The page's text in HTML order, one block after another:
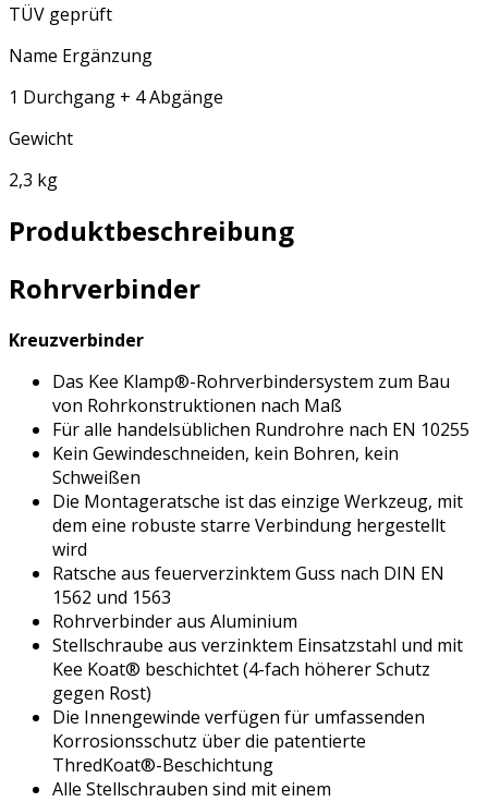
TÜV geprüft
Name Ergänzung
1 Durchgang + 4 Abgänge
Gewicht
2,3 kg
Produktbeschreibung
Rohrverbinder
Kreuzverbinder
Das Kee Klamp®-Rohrverbindersystem zum Bau
von Rohrkonstruktionen nach Maß
Für alle handelsüblichen Rundrohre nach EN 10255
Kein Gewindeschneiden, kein Bohren, kein
Schweißen
Die Montageratsche ist das einzige Werkzeug, mit
dem eine robuste starre Verbindung hergestellt
wird
Ratsche aus feuerverzinktem Guss nach DIN EN
1562 und 1563
Rohrverbinder aus Aluminium
Stellschraube aus verzinktem Einsatzstahl und mit
Kee Koat® beschichtet (4-fach höherer Schutz
gegen Rost)
Die Innengewinde verfügen für umfassenden
Korrosionsschutz über die patentierte
ThredKoat®-Beschichtung
Alle Stellschrauben sind mit einem